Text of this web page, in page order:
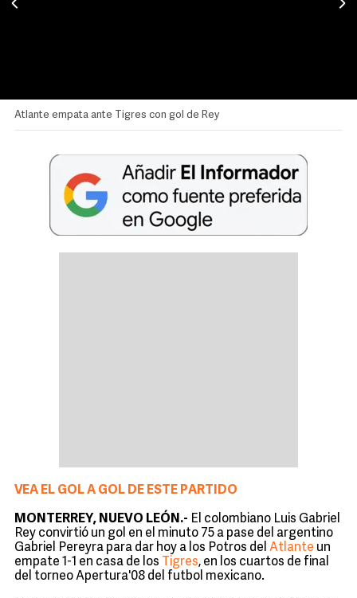
Atlante empata ante Tigres con gol de Rey
VEA EL GOL A GOL DE ESTE PARTIDO
MONTERREY, NUEVO LEÓN.- El colombiano Luis Gabriel
Rey convirtió un gol en el minuto 75 a pase del argentino
Gabriel Pereyra para dar hoy a los Potros del Atlante un
empate 1-1 en casa de los
Tigres, en los cuartos de final
del torneo Apertura'08 del futbol mexicano.